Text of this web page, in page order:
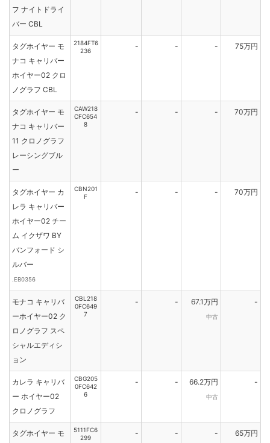
フ ナイトドライ
バー CBL
タグホイヤー モ
ナコ キャリバー
ホイヤー02 クロ
ノグラフ CBL
2184FT6
236
- - - 75万円
タグホイヤー モ
ナコ キャリバー
11 クロノグラフ
レーシングブル
ー
CAW218
CFC654
8
- - - 70万円
タグホイヤー カ
レラ キャリバー
ホイヤー02 チー
ム イクザワ BY
バンフォード シ
ルバー
.EB0356
CBN201
F
- - - 70万円
モナコ キャリバ
ーホイヤー02 ク
ロノグラフ スペ
シャルエディシ
ョン
CBL218
0FC649
7
- - 67.1万円
中古
-
カレラ キャリバ
ー ホイヤー02
クロノグラフ
CBG205
0FC642
6
- - 66.2万円
中古
-
タグホイヤー モ
5111FC6
299
- - - 65万円